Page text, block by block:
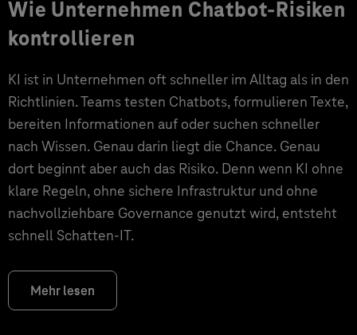
Wie Unternehmen Chatbot-Risiken
kontrollieren
KI ist in Unternehmen oft schneller im Alltag als in den
Richtlinien. Teams testen Chatbots, formulieren Texte,
bereiten Informationen auf oder suchen schneller
nach Wissen. Genau darin liegt die Chance. Genau
dort beginnt aber auch das Risiko. Denn wenn KI ohne
klare Regeln, ohne sichere Infrastruktur und ohne
nachvollziehbare Governance genutzt wird, entsteht
schnell Schatten-IT.
Mehr lesen